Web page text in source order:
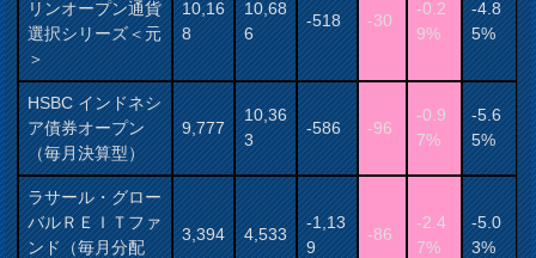
リンオープン通貨
選択シリーズ＜元
＞
10,16
8
10,68
6
-518 -30
-0.2
9%
-4.8
5%
HSBC インドネシ
ア債券オープン
（毎月決算型）
9,777
10,36
3
-586 -96
-0.9
7%
-5.6
5%
ラサール・グロー
バルＲＥＩＴファ
ンド（毎月分配
3,394 4,533
-1,13
9
-86
-2.4
7%
-5.0
3%